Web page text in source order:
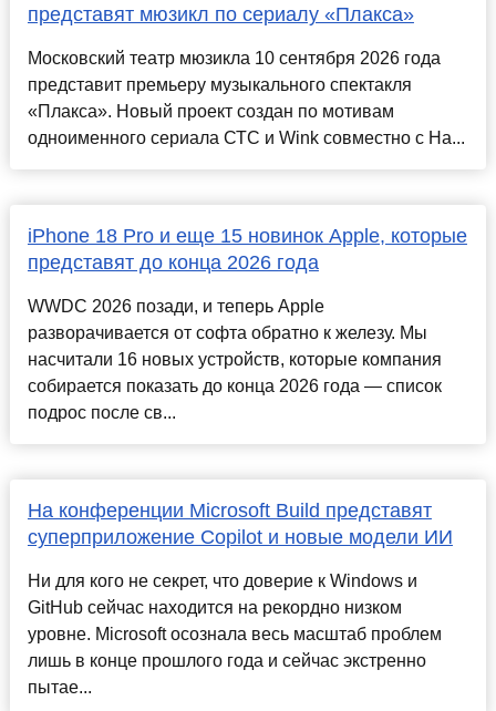
представят мюзикл по сериалу «Плакса»
Московский театр мюзикла 10 сентября 2026 года
представит премьеру музыкального спектакля
«Плакса». Новый проект создан по мотивам
одноименного сериала СТС и Wink совместно с На...
iPhone 18 Pro и еще 15 новинок Apple, которые
представят до конца 2026 года
WWDC 2026 позади, и теперь Apple
разворачивается от софта обратно к железу. Мы
насчитали 16 новых устройств, которые компания
собирается показать до конца 2026 года — список
подрос после св...
На конференции Microsoft Build представят
суперприложение Copilot и новые модели ИИ
Ни для кого не секрет, что доверие к Windows и
GitHub сейчас находится на рекордно низком
уровне. Microsoft осознала весь масштаб проблем
лишь в конце прошлого года и сейчас экстренно
пытае...